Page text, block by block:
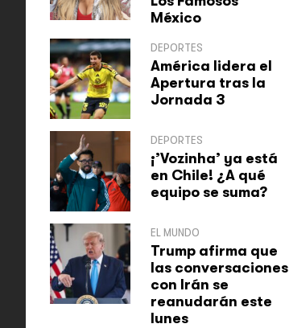
México
DEPORTES
América lidera el
Apertura tras la
Jornada 3
DEPORTES
¡’Vozinha’ ya está
en Chile! ¿A qué
equipo se suma?
EL MUNDO
Trump afirma que
las conversaciones
con Irán se
reanudarán este
lunes